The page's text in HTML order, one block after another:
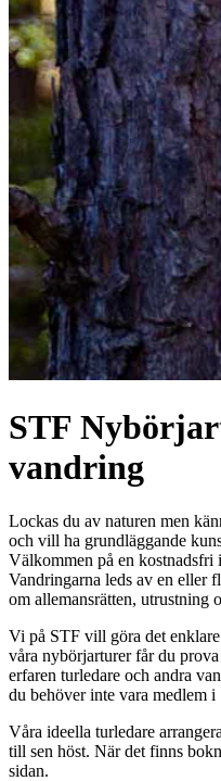
STF
vandring
Lockas du av naturen men
och vill ha grundläggande
Välkommen på en kostnadsfri
Vandringarna leds av en eller
om allemansrätten, utrustning
Vi på STF vill göra det
våra nybörjarturer får du
erfaren turledare och andra
du behöver inte vara medlem
Våra ideella turledare
till sen höst. När det finns
sidan.